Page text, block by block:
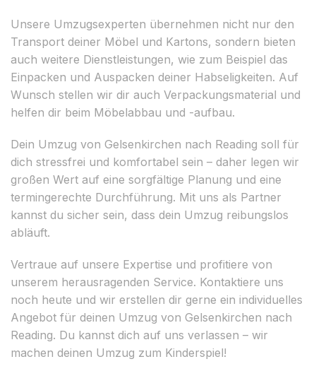
Unsere Umzugsexperten übernehmen nicht nur den
Transport deiner Möbel und Kartons, sondern bieten
auch weitere Dienstleistungen, wie zum Beispiel das
Einpacken und Auspacken deiner Habseligkeiten. Auf
Wunsch stellen wir dir auch Verpackungsmaterial und
helfen dir beim Möbelabbau und -aufbau.
Dein Umzug von Gelsenkirchen nach Reading soll für
dich stressfrei und komfortabel sein – daher legen wir
großen Wert auf eine sorgfältige Planung und eine
termingerechte Durchführung. Mit uns als Partner
kannst du sicher sein, dass dein Umzug reibungslos
abläuft.
Vertraue auf unsere Expertise und profitiere von
unserem herausragenden Service. Kontaktiere uns
noch heute und wir erstellen dir gerne ein individuelles
Angebot für deinen Umzug von Gelsenkirchen nach
Reading. Du kannst dich auf uns verlassen – wir
machen deinen Umzug zum Kinderspiel!